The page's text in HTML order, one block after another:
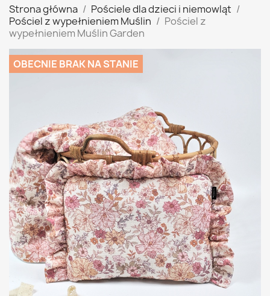
Strona główna
Pościele dla dzieci i niemowląt
Pościel z wypełnieniem Muślin
Pościel z
wypełnieniem Muślin Garden
OBECNIE BRAK NA STANIE